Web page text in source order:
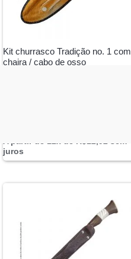
Kit churrasco Tradição no. 1 com
chaira / cabo de osso
A partir de 12x de R$12,92 sem
juros